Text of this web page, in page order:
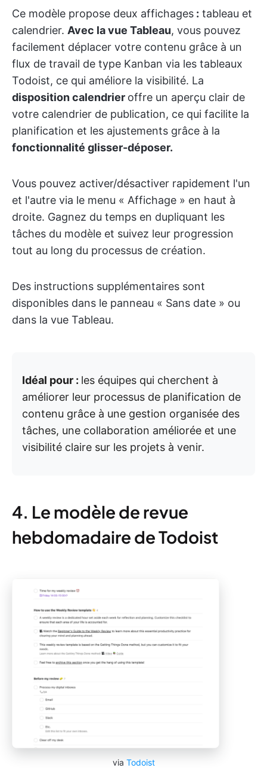
Ce modèle propose deux affichages : tableau et
calendrier. Avec la vue Tableau, vous pouvez
facilement déplacer votre contenu grâce à un
flux de travail de type Kanban via les tableaux
Todoist, ce qui améliore la visibilité. La
disposition calendrier offre un aperçu clair de
votre calendrier de publication, ce qui facilite la
planification et les ajustements grâce à la
fonctionnalité glisser-déposer.
Vous pouvez activer/désactiver rapidement l'un
et l'autre via le menu « Affichage » en haut à
droite. Gagnez du temps en dupliquant les
tâches du modèle et suivez leur progression
tout au long du processus de création.
Des instructions supplémentaires sont
disponibles dans le panneau « Sans date » ou
dans la vue Tableau.
Idéal pour : les équipes qui cherchent à
améliorer leur processus de planification de
contenu grâce à une gestion organisée des
tâches, une collaboration améliorée et une
visibilité claire sur les projets à venir.
4. Le modèle de revue
hebdomadaire de Todoist
via Todoist